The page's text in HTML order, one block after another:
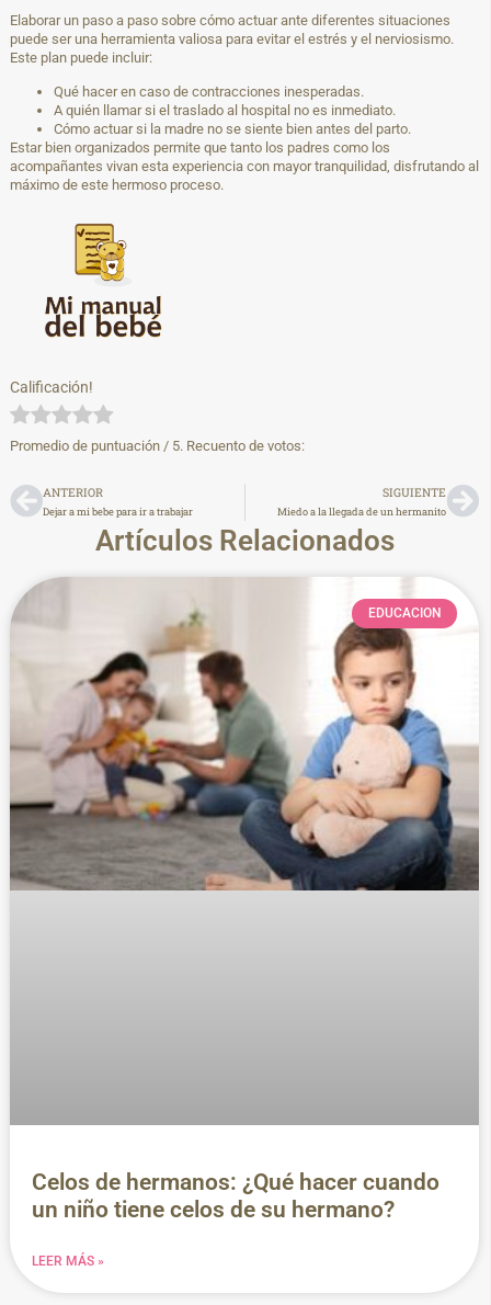
Elaborar un paso a paso sobre cómo actuar ante diferentes situaciones
puede ser una herramienta valiosa para evitar el estrés y el nerviosismo.
Este plan puede incluir:
Qué hacer en caso de contracciones inesperadas.
A quién llamar si el traslado al hospital no es inmediato.
Cómo actuar si la madre no se siente bien antes del parto.
Estar bien organizados permite que tanto los padres como los
acompañantes vivan esta experiencia con mayor tranquilidad, disfrutando al
máximo de este hermoso proceso.
Calificación!
Promedio de puntuación / 5. Recuento de votos:
ANTERIOR
Dejar a mi bebe para ir a trabajar
SIGUIENTE
Miedo a la llegada de un hermanito
Artículos Relacionados
EDUCACION
Celos de hermanos: ¿Qué hacer cuando
un niño tiene celos de su hermano?
LEER MÁS »